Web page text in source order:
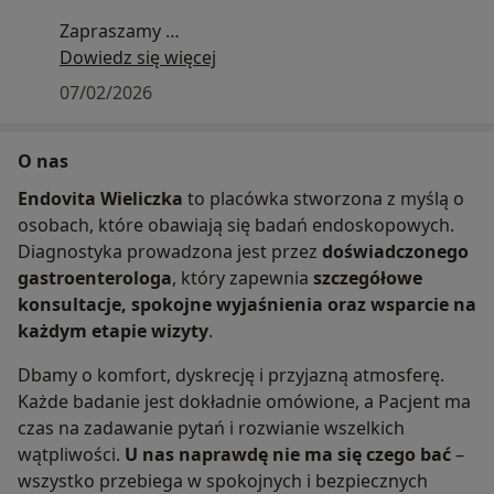
Zapraszamy
zespół Endovita.
Dowiedz się więcej
07/02/2026
O nas
Endovita Wieliczka to placówka stworzona z myślą o
osobach, które obawiają się badań endoskopowych.
Diagnostyka prowadzona jest przez doświadczonego
gastroenterologa, który zapewnia szczegółowe
konsultacje, spokojne wyjaśnienia oraz wsparcie na
każdym etapie wizyty.
Dbamy o komfort, dyskrecję i przyjazną atmosferę.
Każde badanie jest dokładnie omówione, a Pacjent ma
czas na zadawanie pytań i rozwianie wszelkich
wątpliwości. U nas naprawdę nie ma się czego bać–
wszystko przebiega w spokojnych i bezpiecznych